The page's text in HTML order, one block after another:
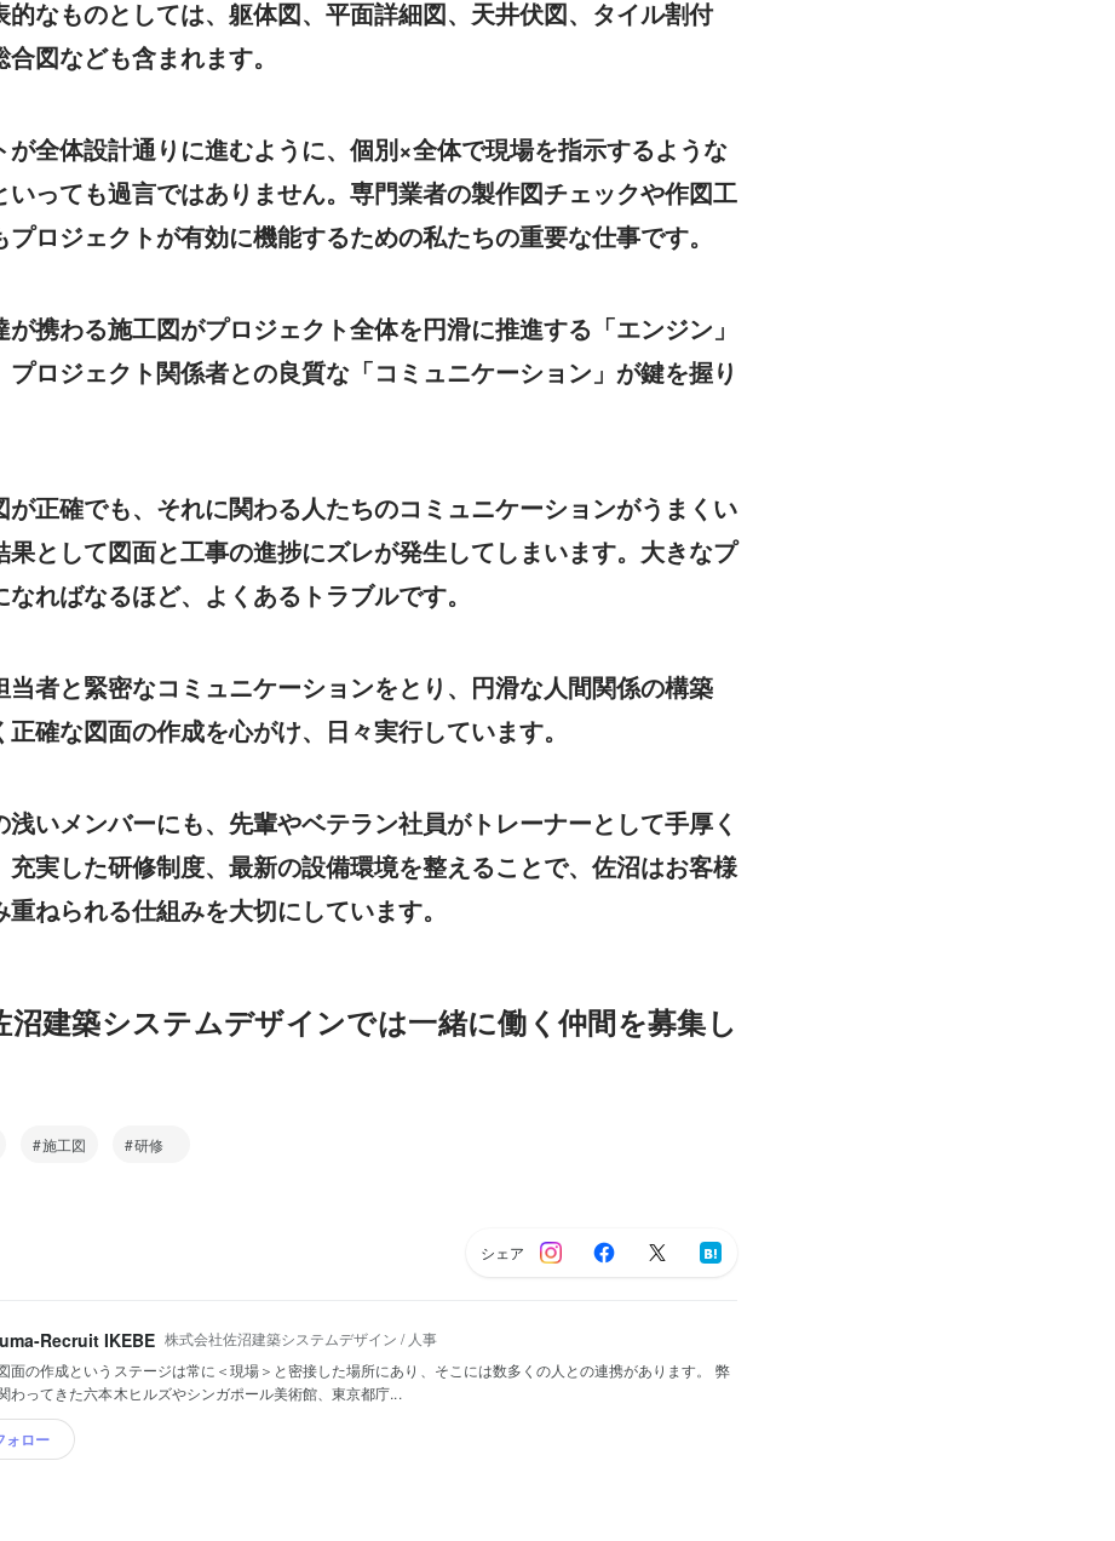
的なものとしては、躯体図、平面詳細図、天井伏図、タイル割付
図なども含まれます。
が全体設計通りに進むように、個別×全体で現場を指示するような
いっても過言ではありません。専門業者の製作図チェックや作図工
ロジェクトが有効に機能するための私たちの重要な仕事です。
携わる施工図がプロジェクト全体を円滑に推進する「エンジン」
プロジェクト関係者との良質な「コミュニケーション」が鍵を握り
が正確でも、それに関わる人たちのコミュニケーションがうまくい
果として図面と工事の進捗にズレが発生してしまいます。大きなプ
なればなるほど、よくあるトラブルです。
当者と緊密なコミュニケーションをとり、円滑な人間関係の構築
正確な図面の作成を心がけ、日々実行しています。
浅いメンバーにも、先輩やベテラン社員がトレーナーとして手厚く
充実した研修制度、最新の設備環境を整えることで、佐沼はお客様
ねられる仕組みを大切にしています。
沼建築システムデザインでは一緒に働く仲間を募集し
施工図 研修
シェア
Recruit IKEBE 株式会社佐沼建築システムデザイン / 人事
面の作成というステージは常に＜現場＞と密接した場所にあり、そこには数多くの人との連携があります。 弊
わってきた六本木ヒルズやシンガポール美術館、東京都庁...
ォロー